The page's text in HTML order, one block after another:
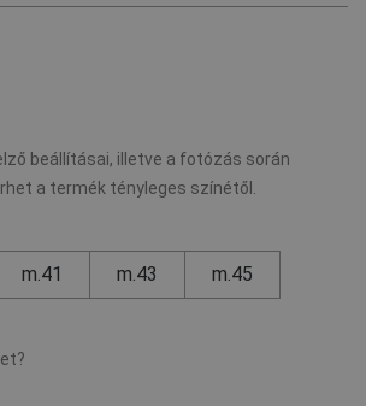
beállításai, illetve a fotózás során
a termék tényleges színétől.
m.41 m.43 m.45